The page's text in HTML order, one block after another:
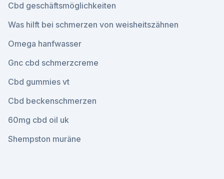
Cbd geschäftsmöglichkeiten
Was hilft bei schmerzen von weisheitszähnen
Omega hanfwasser
Gnc cbd schmerzcreme
Cbd gummies vt
Cbd beckenschmerzen
60mg cbd oil uk
Shempston muräne